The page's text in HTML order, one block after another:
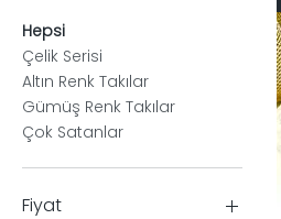
Hepsi
Çelik Serisi
Altın Renk Takılar
Gümüş Renk Takılar
Çok Satanlar
Fiyat